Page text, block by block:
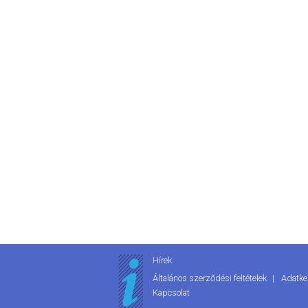
Hírek
Általános szerződési feltételek
Kapcsolat